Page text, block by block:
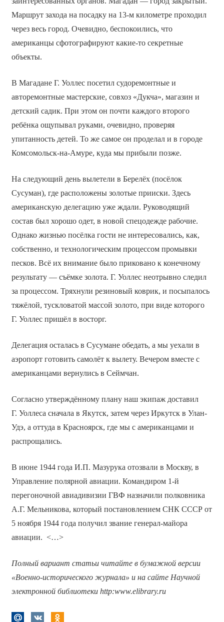
Маршрут захода на посадку на 13-м километре проходил
через весь город. Очевидно, беспокоились, что
американцы сфотографируют какие-то секретные
объекты.
В Магадане Г. Уоллес посетил судоремонтные и
авторемонтные мастерские, совхоз «Дукча», магазин и
детский садик. При этом он почти каждого второго
ребёнка ощупывал руками, очевидно, проверяя
упитанность детей. То же самое он проделал и в городе
Комсомольск-на-Амуре, куда мы прибыли позже.
На следующий день вылетели в Берелёх (посёлок
Сусуман), где расположены золотые прииски. Здесь
американскую делегацию уже ждали. Руководящий
состав был хорошо одет, в новой спецодежде рабочие.
Однако жизнью посёлка гости не интересовались, как,
собственно, и технологическим процессом промывки
песков. Всё их внимание было приковано к конечному
результату ― съёмке золота. Г. Уоллес неотрывно следил
за процессом. Тряхнули резиновый коврик, и посыпалось
тяжёлой, тускловатой массой золото, при виде которого
Г. Уоллес пришёл в восторг.
Делегация осталась в Сусумане обедать, а мы уехали в
аэропорт готовить самолёт к вылету. Вечером вместе с
американцами вернулись в Сеймчан.
Согласно утверждённому плану наш экипаж доставил
Г. Уоллеса сначала в Якутск, затем через Иркутск в Улан-
Удэ, а оттуда в Красноярск, где мы с американцами и
распрощались.
В июне 1944 года И.П. Мазурука отозвали в Москву, в
Управление полярной авиации. Командиром 1-й
перегоночной авиадивизии ГВФ назначили полковника
А.Г. Мельникова, который постановлением СНК СССР от
5 ноября 1944 года получил звание генерал-майора
авиации. <…>
Полный вариант статьи читайте в бумажной версии
«Военно-исторического журнала» и на сайте Научной
электронной библиотеки http:www.elibrary.ru